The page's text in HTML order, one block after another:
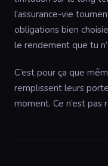
l’assurance-vie
obligations bien
le rendement que tu
C’est pour ça que
remplissent leurs
moment. Ce n’est pas